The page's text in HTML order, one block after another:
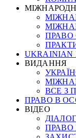
ПРАВО
UKRAINIAN
ВИДАННЯ
ВСЕ З
ПРАВО В
ВІДЕО
ПРАВО